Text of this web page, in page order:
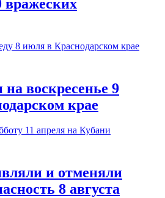
вражеских
воскресенье 9
крае
и отменяли
8 августа